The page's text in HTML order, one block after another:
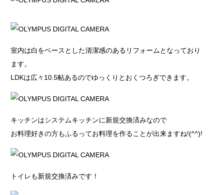
室内は白をベースとした清潔感のあるリフォームとなっており
ます。
LDKは広々10.5帖あるのでゆっくりとおくつろぎできます。
キッチンはシステムキッチンに新規交換済みなので
お料理好きの方もふるってお料理を作ることが出来ますね!(^^)!
トイレも新規交換済みです！